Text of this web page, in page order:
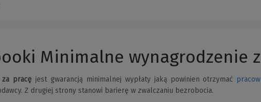
Minimalne wynagrodzenie
za pracę jest gwarancją minimalnej wypłaty jaką powinien otrzymać
Z drugiej strony stanowi barierę w zwalczaniu bezrobocia.